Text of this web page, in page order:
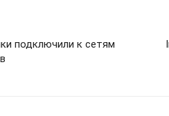
подключили к сетям